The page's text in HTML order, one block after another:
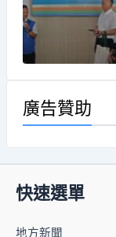
廣告贊助
快速選單
地方新聞